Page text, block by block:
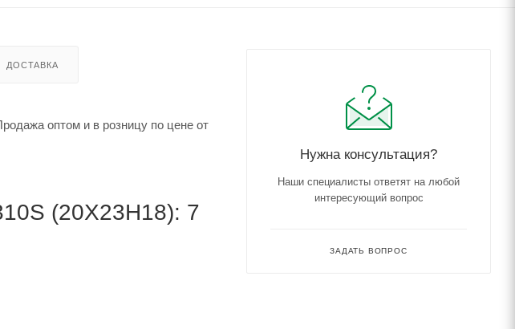
ДОСТАВКА
оптом и в розницу по цене от
(20Х23Н18): 7
Нужна консультация?
Наши специалисты ответят на любой
интересующий вопрос
ЗАДАТЬ ВОПРОС